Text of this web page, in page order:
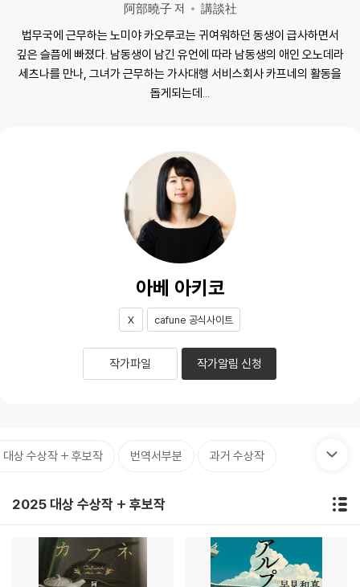
阿部曉子 저
講談社
법무국에 근무하는 노미야 카오루코는 귀여워하던 동생이 급사하면서
깊은 슬픔에 빠졌다. 남동생이 남긴 유언에 따라 남동생의 애인 오노데라
세츠나를 만나, 그녀가 근무하는 가사대행 서비스회사 카프네의 활동을
돕게되는데...
아베 아키코
X cafune 공식사이트
작가파일 작가알림 신청
상 수상작 + 후보작 번역서부분 과거 수상작
2025 대상 수상작 + 후보작